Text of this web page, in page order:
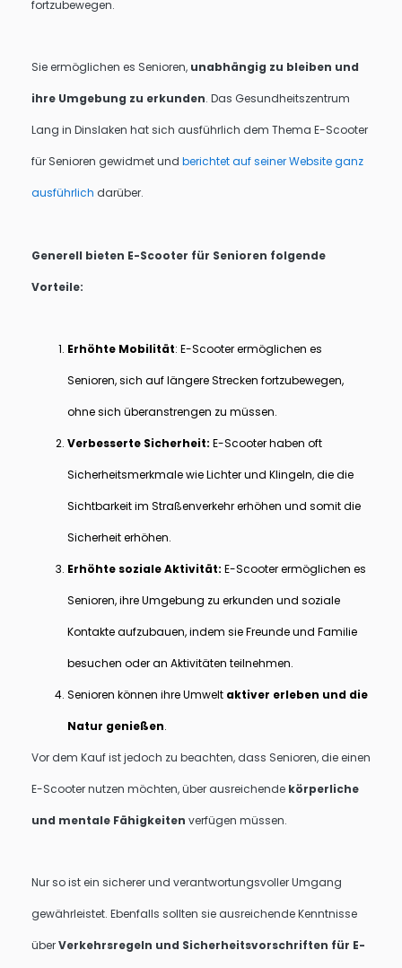
fortzubewegen.
Sie ermöglichen es Senioren, unabhängig zu bleiben und
ihre Umgebung zu erkunden. Das Gesundheitszentrum
Lang in Dinslaken hat sich ausführlich dem Thema E-Scooter
für Senioren gewidmet und berichtet auf seiner Website ganz
ausführlich darüber.
Generell bieten E-Scooter für Senioren folgende
Vorteile:
Erhöhte Mobilität: E-Scooter ermöglichen es
Senioren, sich auf längere Strecken fortzubewegen,
ohne sich überanstrengen zu müssen.
Verbesserte Sicherheit: E-Scooter haben oft
Sicherheitsmerkmale wie Lichter und Klingeln, die die
Sichtbarkeit im Straßenverkehr erhöhen und somit die
Sicherheit erhöhen.
Erhöhte soziale Aktivität: E-Scooter ermöglichen es
Senioren, ihre Umgebung zu erkunden und soziale
Kontakte aufzubauen, indem sie Freunde und Familie
besuchen oder an Aktivitäten teilnehmen.
Senioren können ihre Umwelt aktiver erleben und die
Natur genießen.
Vor dem Kauf ist jedoch zu beachten, dass Senioren, die einen
E-Scooter nutzen möchten, über ausreichende körperliche
und mentale Fähigkeiten verfügen müssen.
Nur so ist ein sicherer und verantwortungsvoller Umgang
gewährleistet. Ebenfalls sollten sie ausreichende Kenntnisse
überVerkehrsregeln und Sicherheitsvorschriften für E-